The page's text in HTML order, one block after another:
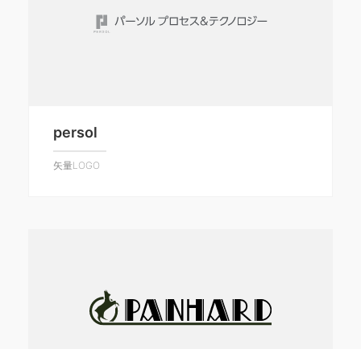
persol
矢量LOGO